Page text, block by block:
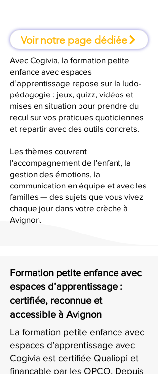
Voir notre page dédiée
Avec Cogivia, la formation petite
enfance avec espaces
d’apprentissage repose sur la ludo-
pédagogie : jeux, quizz, vidéos et
mises en situation pour prendre du
recul sur vos pratiques quotidiennes
et repartir avec des outils concrets.
Les thèmes couvrent
l'accompagnement de l'enfant, la
gestion des émotions, la
communication en équipe et avec les
familles — des sujets que vous vivez
chaque jour dans votre crèche à
Avignon.
Formation petite enfance avec
espaces d’apprentissage :
certifiée, reconnue et
accessible à Avignon
La formation petite enfance avec
espaces d’apprentissage avec
Cogivia est certifiée Qualiopi et
finançable par les OPCO. Depuis